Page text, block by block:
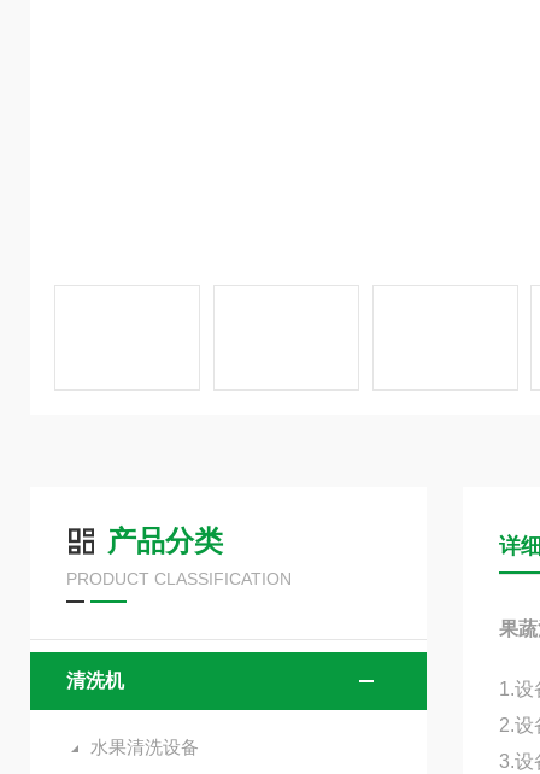
产品分类
PRODUCT CLASSIFICATION
清洗机
水果清洗设备
详
果
1.设
2.设
3.设